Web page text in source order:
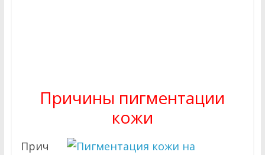
Причины пигментации
кожи
Прич